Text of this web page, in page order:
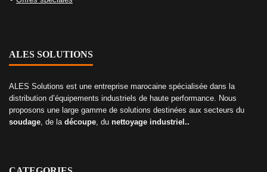
ALES SOLUTIONS
ALES Solutions est une entreprise marocaine spécialisée dans la
distribution d’équipements industriels de haute performance. Nous
proposons une large gamme de solutions destinées aux secteurs du
soudage , de la découpe , du nettoyage industriel..